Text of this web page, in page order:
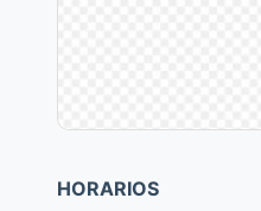
HORARIOS